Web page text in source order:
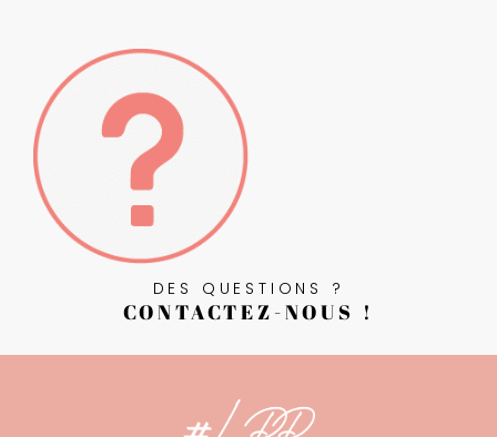
DES QUESTIONS ?
CONTACTEZ-NOUS !